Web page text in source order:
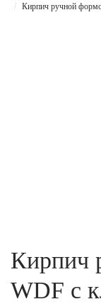
Кирпич ручной
Кирпич
WDF c